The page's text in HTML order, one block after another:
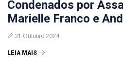
Condenados por
Marielle Franco e
31 Outubro 2024
LEIA MAIS